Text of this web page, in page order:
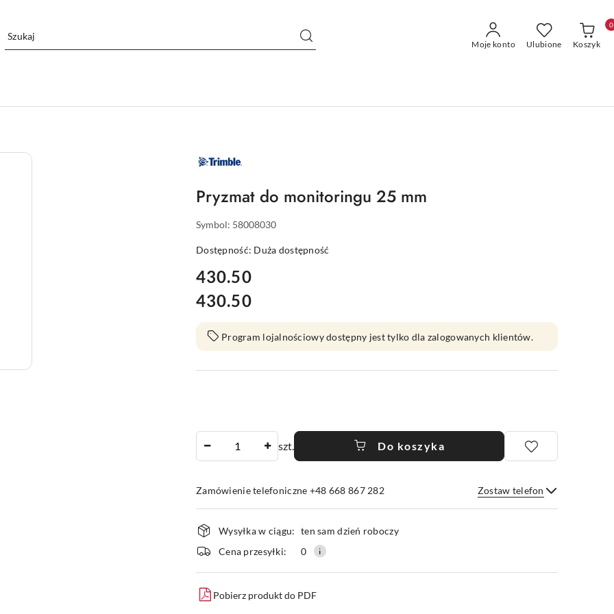
Moje konto Ulubione Koszyk
0
NAZWA
PRODUCENTA:
Pryzmat do monitoringu 25 mm
Symbol: 58008030
Dostępność: Duża dostępność
cena:
430.50
Cena:
430.50
Program lojalnościowy dostępny jest tylko dla zalogowanych klientów.
szt. Do koszyka
Zamówienie telefoniczne +48 668 867 282 Zostaw telefon
Wyślij
Dostępność
i
dostawa
Wysyłka w ciągu: ten sam dzień roboczy
Cena przesyłki:
0
Pobierz produkt do PDF